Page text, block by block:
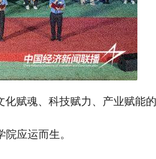
赋魂、科技赋力、产业赋能
应运而生。